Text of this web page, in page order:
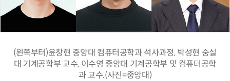
(왼쪽부터)윤창현 중앙대 컴퓨터공학과 석사과정, 박성현 숭실
대 기계공학부 교수, 이수영 중앙대 기계공학부 및 컴퓨터공학
과 교수.(사진=중앙대)